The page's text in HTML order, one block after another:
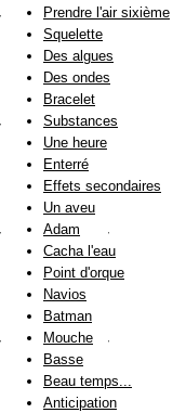
Prendre l'air sixième
Squelette
Des algues
Des ondes
Bracelet
Substances
Une heure
Enterré
Effets secondaires
Un aveu
Adam
Cacha l'eau
Point d'orque
Navios
Batman
Mouche
Basse
Beau temps...
Anticipation